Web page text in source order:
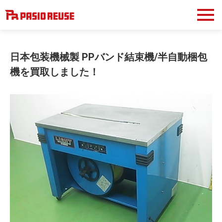
日本包装機械製 PPバンド結束機/半自動梱包
機を買取しました！